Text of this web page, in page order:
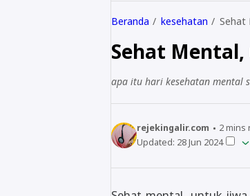
Beranda kesehatan Sehat
Sehat
apa itu hari kesehatan mental
rejekingalir.com 2mins
Updated: 28 Jun 2024